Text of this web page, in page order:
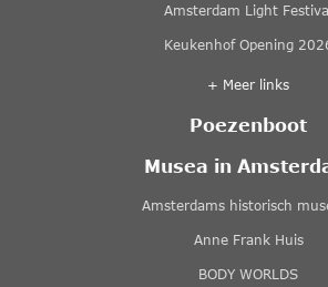
Amsterdam Light Festival
Keukenhof Opening
+ Meer links
Poezenboot
Musea in
Amsterdams historisch
Anne Frank Huis
BODY WORLDS